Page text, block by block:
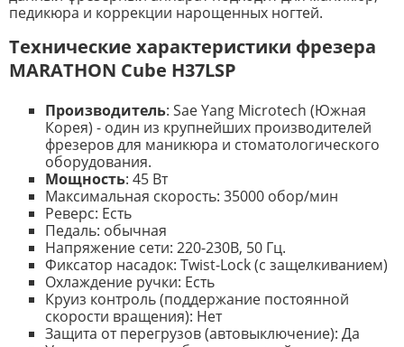
педикюра и коррекции нарощенных ногтей.
Технические характеристики фрезера
MARATHON Cube H37LSP
Производитель: Sae Yang Microtech (Южная
Корея) - один из крупнейших производителей
фрезеров для маникюра и стоматологического
оборудования.
Мощность: 45 Вт
Максимальная скорость: 35000 обор/мин
Реверс: Есть
Педаль: обычная
Напряжение сети: 220-230В, 50 Гц.
Фиксатор насадок: Twist-Lock (с защелкиванием)
Охлаждение ручки: Есть
Круиз контроль (поддержание постоянной
скорости вращения): Нет
Защита от перегрузов (автовыключение): Да